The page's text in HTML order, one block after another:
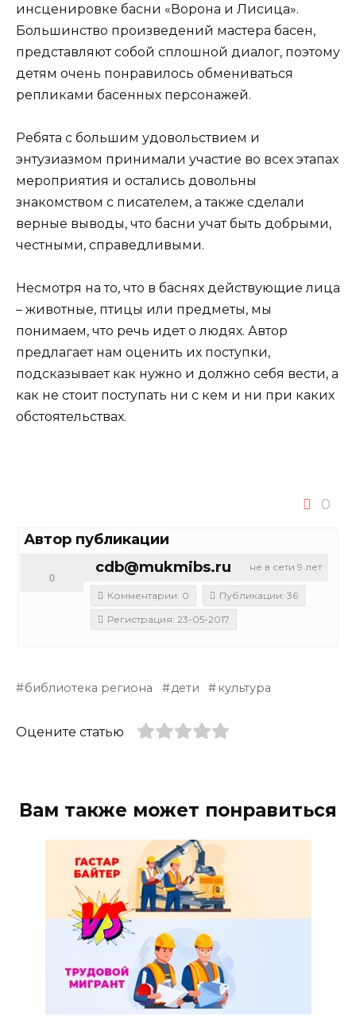
инсценировке басни «Ворона и Лисица».
Большинство произведений мастера басен,
представляют собой сплошной диалог, поэтому
детям очень понравилось обмениваться
репликами басенных персонажей.
Ребята с большим удовольствием и
энтузиазмом принимали участие во всех этапах
мероприятия и остались довольны
знакомством с писателем, а также сделали
верные выводы, что басни учат быть добрыми,
честными, справедливыми.
Несмотря на то, что в баснях действующие лица
– животные, птицы или предметы, мы
понимаем, что речь идет о людях. Автор
предлагает нам оценить их поступки,
подсказывает как нужно и должно себя вести, а
как не стоит поступать ни с кем и ни при каких
обстоятельствах.
0
Автор публикации
не в сети 9 лет
cdb@mukmibs.ru
0
Комментарии: 0
Публикации: 36
Регистрация: 23-05-2017
библиотека региона дети культура
Оцените статью
Вам также может понравиться